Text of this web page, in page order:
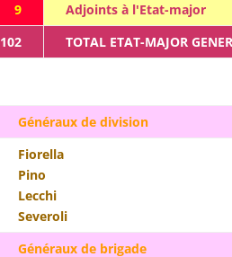
9
Adjoints à l'Etat-major
102
TOTAL ETAT-MAJOR
Généraux de division
Fiorella
Pino
Lecchi
Severoli
Généraux de brigade